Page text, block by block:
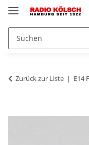
Zurück zur Liste E14